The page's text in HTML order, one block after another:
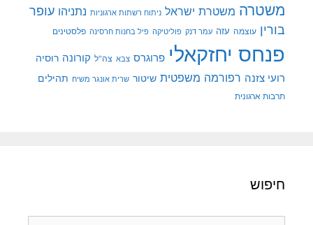
משטרה משטרת ישראל ניתוח רשתות ארגוניות נתניהו עופר
בורין עוצמה עזה עמר דנק פוליטיקה פיל בחנות חרסינה פלסטינים
פנחס יחזקאלי פרוגרס צבא צה"ל קורונה רוסיה
רועי צזנה רפורמה משפטית שיטור שרית אונגר משיח תהילים
תרבות ארגונית
חיפוש